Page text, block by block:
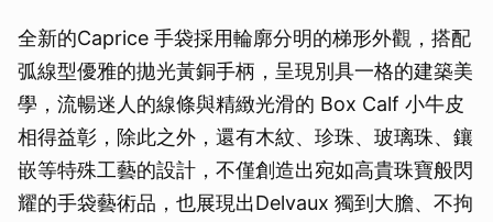
全新的Caprice 手袋採用輪廓分明的梯形外觀，搭配
弧線型優雅的拋光黃銅手柄，呈現別具一格的建築美
學，流暢迷人的線條與精緻光滑的 Box Calf 小牛皮
相得益彰，除此之外，還有木紋、珍珠、玻璃珠、鑲
嵌等特殊工藝的設計，不僅創造出宛如高貴珠寶般閃
耀的手袋藝術品，也展現出Delvaux 獨到大膽、不拘